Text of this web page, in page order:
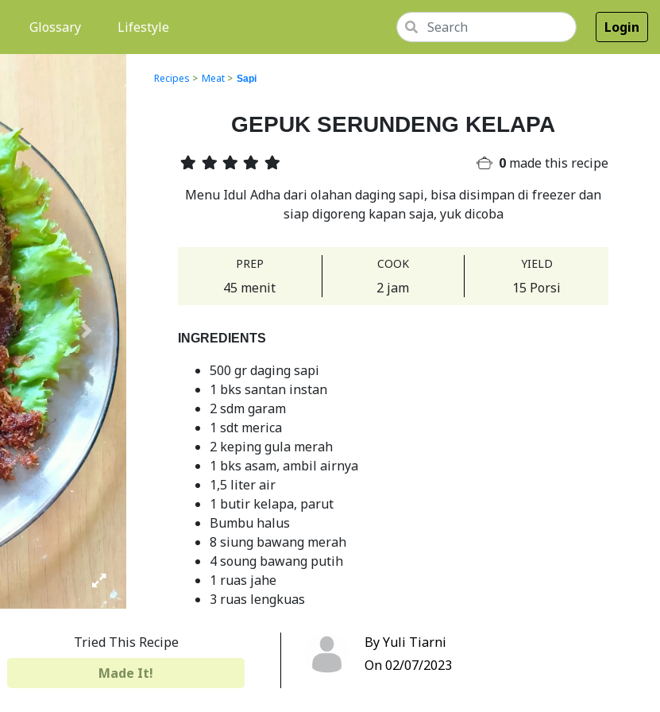
(current)Glossary Lifestyle Login
Next
Recipes > Meat > Sapi
GEPUK SERUNDENG KELAPA
0 made this recipe
Menu Idul Adha dari olahan daging sapi, bisa disimpan di freezer dan
siap digoreng kapan saja, yuk dicoba
PREP
45 menit
COOK
2 jam
YIELD
15 Porsi
INGREDIENTS
500 gr daging sapi
1 bks santan instan
2 sdm garam
1 sdt merica
2 keping gula merah
1 bks asam, ambil airnya
1,5 liter air
1 butir kelapa, parut
Bumbu halus
8 siung bawang merah
4 soung bawang putih
1 ruas jahe
3 ruas lengkuas
Minyak untuk menumis dan menggoreng
Tried This Recipe
Made It!
By Yuli Tiarni
On 02/07/2023